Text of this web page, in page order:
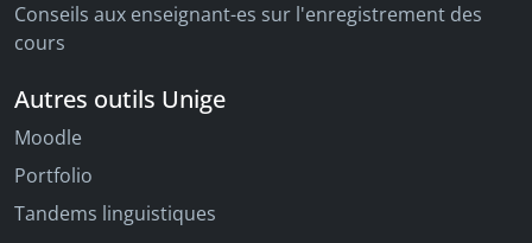
Conseils aux enseignant-es sur l'enregistrement des
cours
Autres outils Unige
Moodle
Portfolio
Tandems linguistiques